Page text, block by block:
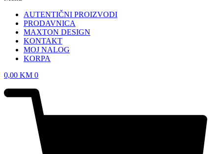
AUTENTIČNI PROIZVODI
PRODAVNICA
MAXTON DESIGN
KONTAKT
MOJ NALOG
KORPA
0,00 KM 0